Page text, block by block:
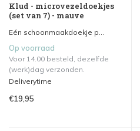
Klud - microvezeldoekjes
(set van 7) - mauve
Eén schoonmaakdoekje p...
Op voorraad
Voor 14.00 besteld, dezelfde
(werk)dag verzonden.
Deliverytime
€19,95